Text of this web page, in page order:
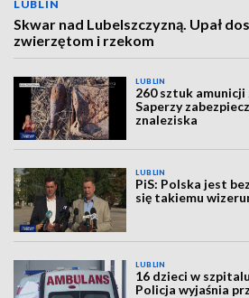
LUBLIN
Skwar nad Lubelszczyzną. Upał
zwierzętom i rzekom
LUBLIN
260 sztuk amunicji
Saperzy
znaleziska
LUBLIN
PiS: Polska jest
się takiemu
LUBLIN
16 dzieci w
Policja wyjaśnia